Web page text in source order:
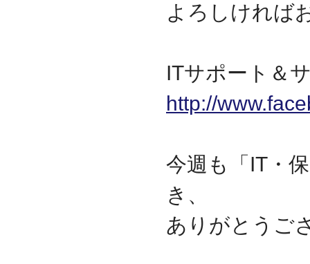
よろしければ
ITサポート＆
http://
今週も「IT・
き、
ありがとうご